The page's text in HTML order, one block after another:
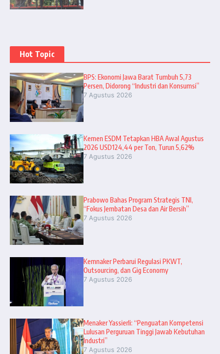
Hot Topic
BPS: Ekonomi Jawa Barat Tumbuh 5,73
Persen, Didorong “Industri dan Konsumsi”
7 Agustus 2026
Kemen ESDM Tetapkan HBA Awal Agustus
2026 USD124,44 per Ton, Turun 5,62%
7 Agustus 2026
Prabowo Bahas Program Strategis TNI,
“Fokus Jembatan Desa dan Air Bersih”
7 Agustus 2026
Kemnaker Perbarui Regulasi PKWT,
Outsourcing, dan Gig Economy
7 Agustus 2026
Menaker Yassierli: “Penguatan Kompetensi
Lulusan Perguruan Tinggi Jawab Kebutuhan
Industri”
7 Agustus 2026